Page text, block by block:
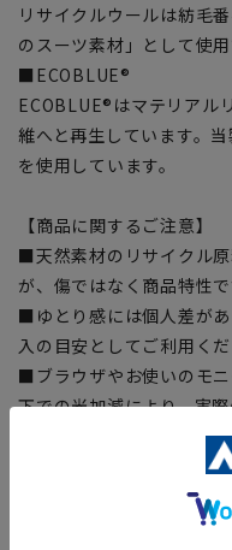
リサイクルウールは紡毛
のスーツ素材」として使
■ECOBLUE®
ECOBLUE®はマテリアル
維へと再生しています。
を使用しています。
【商品に関するご注意】
■天然素材のリサイクル
が、傷ではなく商品特性
■ゆとり感には個人差が
入の目安としてご利用くだ
■ブラウザやお使いのモ
下での光加減により、実
■生地や仕様・デザイン
干の誤差が生じる場合が
■店舗や各モールサイト